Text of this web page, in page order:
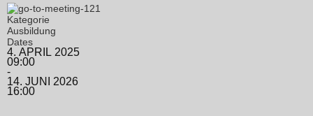
Kategorie
Ausbildung
Dates
4. APRIL 2025
09:00
-
14. JUNI 2026
16:00